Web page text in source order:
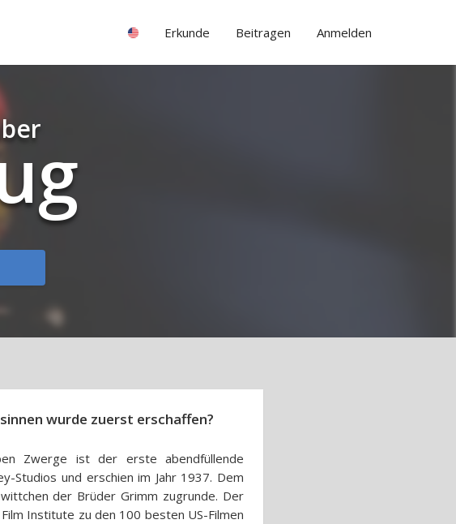
Erkunde Beitragen Anmelden
wurde zuerst erschaffen?
Zwerge ist der erste abendfüllende
Studios und erschien im Jahr 1937. Dem
der Brüder Grimm zugrunde. Der
Institute zu den 100 besten US-Filmen